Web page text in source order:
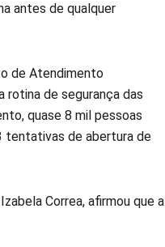
antes de qualquer
de Atendimento
rotina de segurança das
quase 8 mil pessoas
tentativas de abertura de
Correa, afirmou